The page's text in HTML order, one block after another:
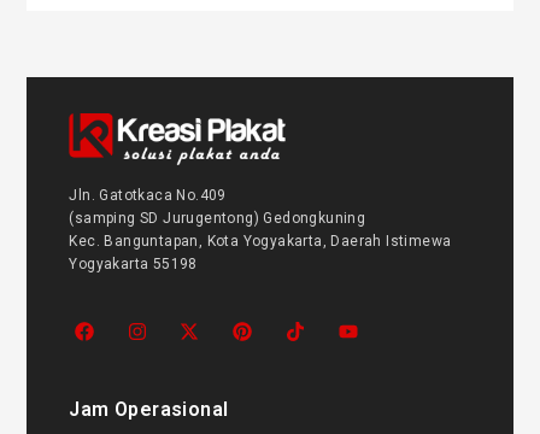
Jln. Gatotkaca No.409
(samping SD Jurugentong) Gedongkuning
Kec. Banguntapan, Kota Yogyakarta, Daerah Istimewa
Yogyakarta 55198
Jam Operasional